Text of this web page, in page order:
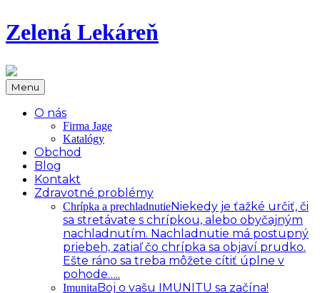
Zelená Lekáreň
Menu
O nás
Firma Jage
Katalógy
Obchod
Blog
Kontakt
Zdravotné problémy
Chrípka a prechladnutieNiekedy je ťažké určiť, či
sa stretávate s chrípkou, alebo obyčajným
nachladnutím. Nachladnutie má postupný
priebeh, zatiaľ čo chrípka sa objaví prudko.
Ešte ráno sa treba môžete cítiť úplne v
pohode…..
ImunitaBoj o vašu IMUNITU sa začína!